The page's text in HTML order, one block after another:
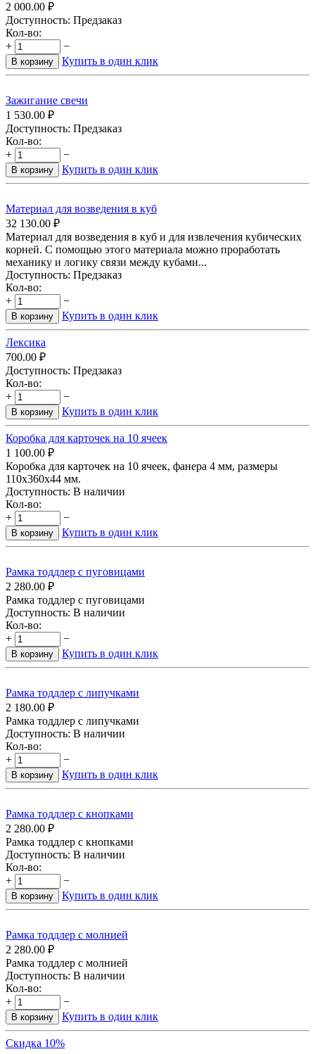
2 000.00 ₽
Доступность: Предзаказ
Кол-во:
+
−
В корзину Купить в один клик
Зажигание свечи
1 530.00 ₽
Доступность: Предзаказ
Кол-во:
+
−
В корзину Купить в один клик
Материал для возведения в куб
32 130.00 ₽
Материал для возведения в куб и для извлечения кубических
корней. С помощью этого материала можно проработать
механику и логику связи между кубами...
Доступность: Предзаказ
Кол-во:
+
−
В корзину Купить в один клик
Лексика
700.00 ₽
Доступность: Предзаказ
Кол-во:
+
−
В корзину Купить в один клик
Коробка для карточек на 10 ячеек
1 100.00 ₽
Коробка для карточек на 10 ячеек, фанера 4 мм, размеры
110х360х44 мм.
Доступность: В наличии
Кол-во:
+
−
В корзину Купить в один клик
Рамка тоддлер с пуговицами
2 280.00 ₽
Рамка тоддлер с пуговицами
Доступность: В наличии
Кол-во:
+
−
В корзину Купить в один клик
Рамка тоддлер с липучками
2 180.00 ₽
Рамка тоддлер с липучками
Доступность: В наличии
Кол-во:
+
−
В корзину Купить в один клик
Рамка тоддлер с кнопками
2 280.00 ₽
Рамка тоддлер с кнопками
Доступность: В наличии
Кол-во:
+
−
В корзину Купить в один клик
Рамка тоддлер с молнией
2 280.00 ₽
Рамка тоддлер с молнией
Доступность: В наличии
Кол-во:
+
−
В корзину Купить в один клик
Скидка 10%